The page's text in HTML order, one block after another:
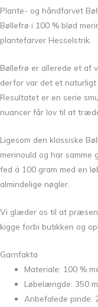
Plante- og håndfarvet
Bøllefrø i 100 % blød
plantefarver Hesselstrik
Bøllefrø er allerede et af
derfor var det et
Resultatet er en serie
nuancer får lov til at
Ligesom den klassiske
merinould og har samme
fed á 100 gram med en
almindelige nøgler.
Vi glæder os til at
kigge forbi butikken og
Garnfakta
Materiale: 100 %
Løbelængde: 350
Anbefalede pinde: